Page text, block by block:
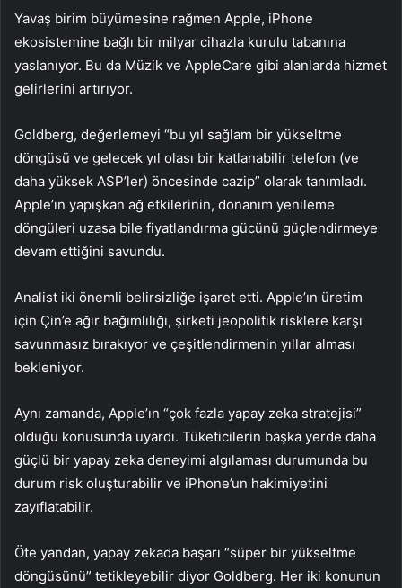
Yavaş birim büyümesine rağmen Apple, iPhone
ekosistemine bağlı bir milyar cihazla kurulu tabanına
yaslanıyor. Bu da Müzik ve AppleCare gibi alanlarda hizmet
gelirlerini artırıyor.
Goldberg, değerlemeyi “bu yıl sağlam bir yükseltme
döngüsü ve gelecek yıl olası bir katlanabilir telefon (ve
daha yüksek ASP’ler) öncesinde cazip” olarak tanımladı.
Apple’ın yapışkan ağ etkilerinin, donanım yenileme
döngüleri uzasa bile fiyatlandırma gücünü güçlendirmeye
devam ettiğini savundu.
Analist iki önemli belirsizliğe işaret etti. Apple’ın üretim
için Çin’e ağır bağımlılığı, şirketi jeopolitik risklere karşı
savunmasız bırakıyor ve çeşitlendirmenin yıllar alması
bekleniyor.
Aynı zamanda, Apple’ın “çok fazla yapay zeka stratejisi”
olduğu konusunda uyardı. Tüketicilerin başka yerde daha
güçlü bir yapay zeka deneyimi algılaması durumunda bu
durum risk oluşturabilir ve iPhone’un hakimiyetini
zayıflatabilir.
Öte yandan, yapay zekada başarı “süper bir yükseltme
döngüsünü” tetikleyebilir diyor Goldberg. Her iki konunun